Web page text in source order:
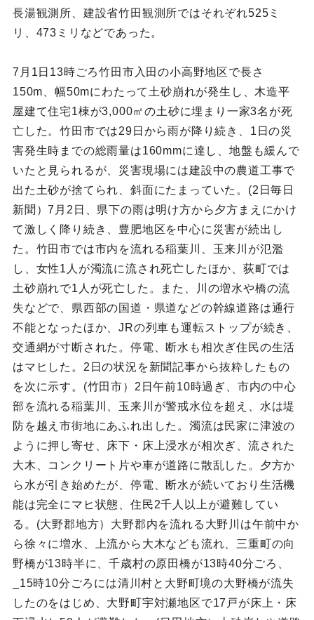
長湯観測所、建設省竹田観測所ではそれぞれ525ミ
リ、473ミリなどであった。
7月1日13時ごろ竹田市入田の小高野地区で長さ
150m、幅50mにわたって土砂崩れが発生し、木造平
屋建て住宅1棟が3,000㎡の土砂に埋まり一家3名が死
亡した。竹田市では29日から雨が降り続き、1日の災
害発生時までの総雨量は160mmに達し、地盤も緩んで
いたと見られるが、災害現場には建設中の農道工事で
出た土砂が捨てられ、斜面にたまっていた。(2日毎日
新聞）7月2日、県下の雨は明け方から夕方まえにかけ
て激しく降り続き、豊肥地区を中心に災害が続出し
た。竹田市では市内を流れる稲葉川、玉来川が氾濫
し、女性1人が濁流に流され死亡したほか、荻町では
土砂崩れで1人が死亡した。また、川の増水や橋の流
失などで、県西部の国道・県道などの幹線道路は通行
不能となったほか、JRの列車も運転ストップが続き、
交通網が寸断された。停電、断水も相次ぎ住民の生活
はマヒした。2日の状況を新聞記事から抜粋したもの
を次に示す。(竹田市）2日午前10時過ぎ、市内の中心
部を流れる稲葉川、玉来川が警戒水位を超え、水は堤
防を越え市街地にあふれ出した。濁流は民家に津波の
ように押し寄せ、床下・床上浸水が相次ぎ、流された
大木、コンクリート片や車が道路に散乱した。夕方か
ら水が引き始めたが、停電、断水が続いており生活機
能は完全にマヒ状態、住民2千人以上が避難してい
る。(大野郡地方）大野郡内を流れる大野川は午前中か
ら徐々に増水、上流から大木なども流れ、三重町の向
野橋が13時半に、千歳村の原田橋が13時40分ごろ、
_15時10分ごろには清川村と大野町境の大野橋が流失
したのをはじめ、大野町宇対瀬地区で17戸が床上・床